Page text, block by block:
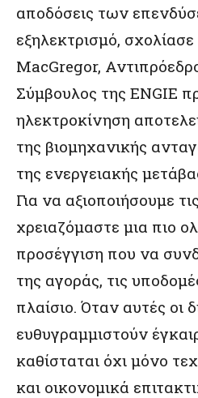
αποδόσεις των
εξηλεκτρισμό,
MacGregor,
Σύμβουλος της ENGIE
ηλεκτροκίνηση
της βιομηχανικής
της ενεργειακής
Για να αξιοποιήσουμε
χρειαζόμαστε μια πιο
προσέγγιση που να
της αγοράς, τις
πλαίσιο. Όταν αυτές οι
ευθυγραμμιστούν
καθίσταται όχι μόνο
και οικονομικά